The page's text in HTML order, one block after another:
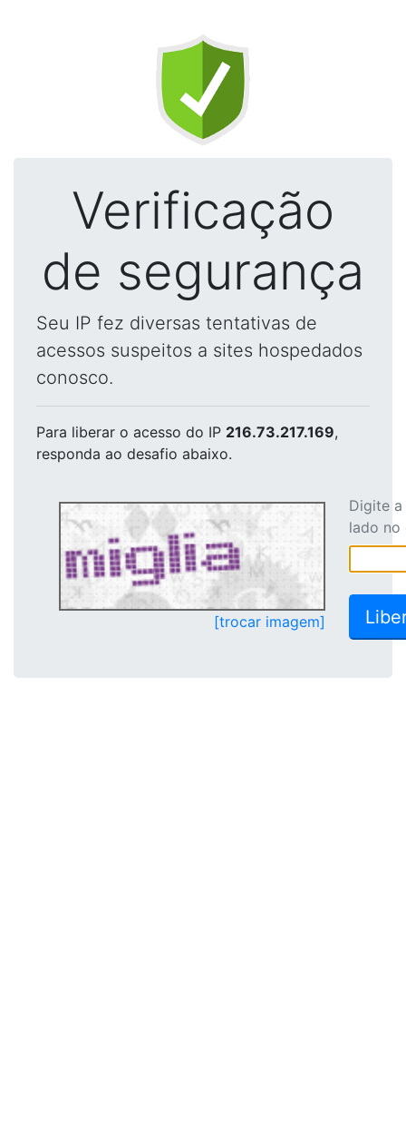
Verificação
de segurança
Seu IP fez diversas tentativas de
acessos suspeitos a sites hospedados
conosco.
Para liberar o acesso do IP 216.73.217.169,
responda ao desafio abaixo.
[trocar imagem]
Digite
lado no